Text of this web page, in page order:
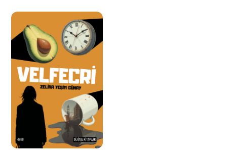
Detaylı
İncele